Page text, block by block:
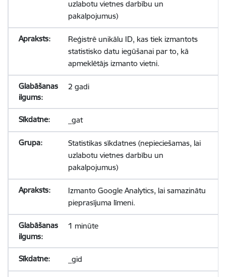
uzlabotu vietnes darbību un
pakalpojumus)
Reģistrē unikālu ID, kas tiek izmantots
statistisko datu iegūšanai par to, kā
apmeklētājs izmanto vietni.
2 gadi
_gat
Statistikas sīkdatnes (nepieciešamas, lai
uzlabotu vietnes darbību un
pakalpojumus)
Izmanto Google Analytics, lai samazinātu
pieprasījuma līmeni.
1 minūte
_gid